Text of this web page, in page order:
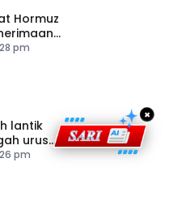
Hormuz
pm
lantik
urus
pm
×